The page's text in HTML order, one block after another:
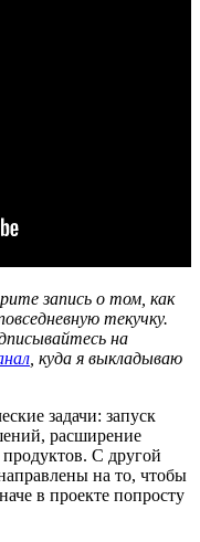
запись о том, как
текучку.
на
, куда я выкладываю
задачи: запуск
расширение
С другой
на то, чтобы
в проекте попросту